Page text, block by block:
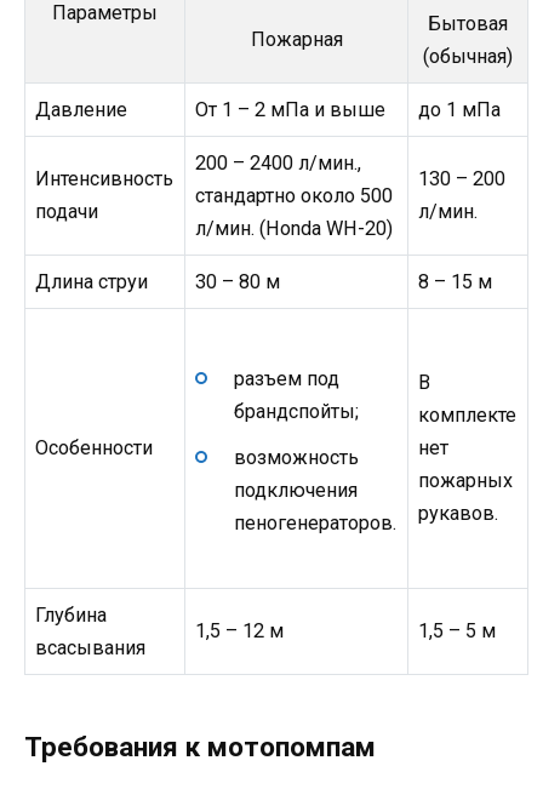
Параметры
Пожарная
Бытовая
(обычная)
Давление От 1 – 2 мПа и выше до 1 мПа
Интенсивность
подачи
200 – 2400 л/мин.,
стандартно около 500
л/мин. (Honda WH-20)
130 – 200
л/мин.
Длина струи 30 – 80 м 8 – 15 м
Особенности
разъем под
брандспойты;
возможность
подключения
пеногенераторов.
В
комплекте
нет
пожарных
рукавов.
Глубина
всасывания
1,5 – 12 м 1,5 – 5 м
Требования к мотопомпам